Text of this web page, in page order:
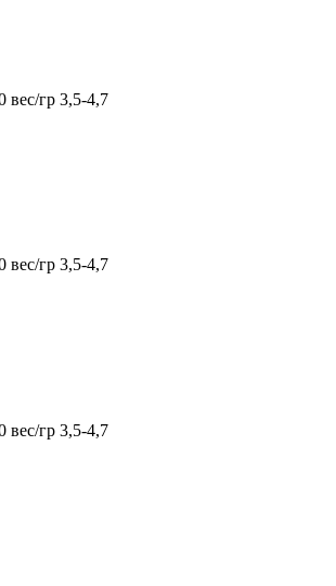
гр 3,5-4,7
гр 3,5-4,7
гр 3,5-4,7